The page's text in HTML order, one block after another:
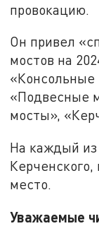
провокацию.
Он привел
мостов на
«Подвесные
мосты»,
На каждый из
Керченского,
место.
Уважаемые